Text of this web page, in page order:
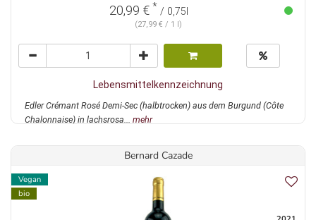
20,99 € * / 0,75l
(27,99 € / 1 l)
Lebensmittelkennzeichnung
Edler Crémant Rosé Demi-Sec (halbtrocken) aus dem Burgund (Côte
Chalonnaise) in lachsrosa... mehr
Bernard Cazade
Vegan
bio